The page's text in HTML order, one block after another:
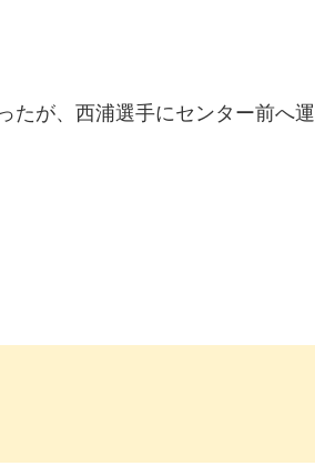
たが、西浦選手にセンター前へ運